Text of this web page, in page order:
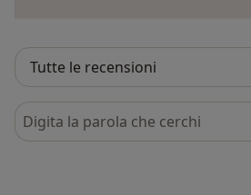
Cerca nelle recensioni